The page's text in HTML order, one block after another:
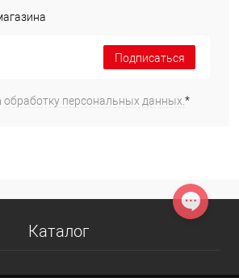
Подписаться
обработку персональных данных.*
Каталог